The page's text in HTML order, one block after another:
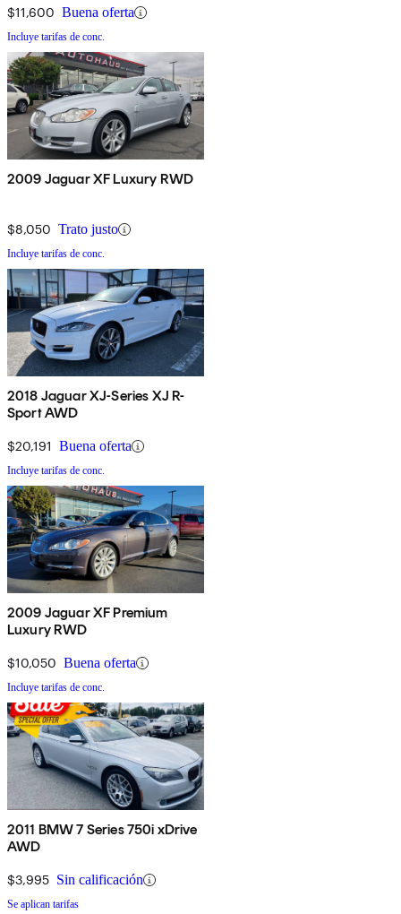
$11,600 Buena oferta
Incluye tarifas de conc.
2009 Jaguar XF Luxury RWD
$8,050 Trato justo
Incluye tarifas de conc.
2018 Jaguar XJ-Series XJ R-
Sport AWD
$20,191 Buena oferta
Incluye tarifas de conc.
2009 Jaguar XF Premium
Luxury RWD
$10,050 Buena oferta
Incluye tarifas de conc.
2011 BMW 7 Series 750i xDrive
AWD
$3,995 Sin calificación
Se aplican tarifas